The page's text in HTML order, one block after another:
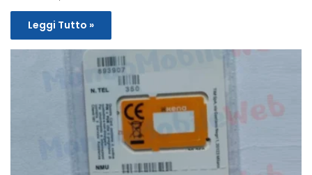
Leggi Tutto »